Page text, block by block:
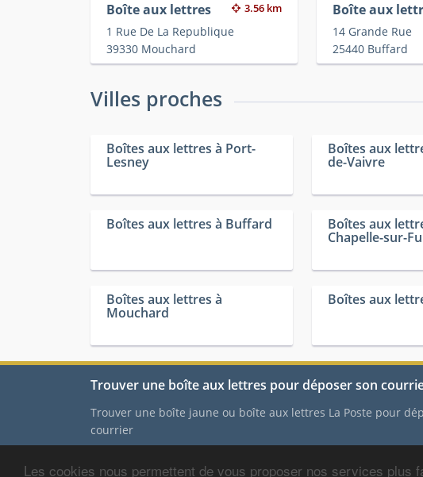
Les cookies nous permettent de vous proposer nos services
Boîte aux lettres 3.56 km
1 Rue De La Republique
39330 Mouchard
Boîte aux
14 Grande Rue
25440 Buffard
Villes proches
Boîtes aux lettres à Port-
Lesney
Boîtes aux
de-Vaivre
Boîtes aux lettres à Buffard Boîtes aux
Chapelle-sur-
Boîtes aux lettres à
Mouchard
Boîtes aux
Trouver une boîte aux lettres pour déposer son
Trouver une boîte jaune ou boîte aux lettres La Poste pour
courrier